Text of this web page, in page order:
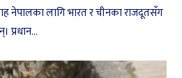
शाह नेपालका लागि भारत र चीनका राजदूतसँग
प्रधान...